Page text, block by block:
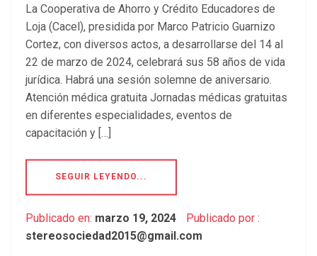
La Cooperativa de Ahorro y Crédito Educadores de
Loja (Cacel), presidida por Marco Patricio Guarnizo
Cortez, con diversos actos, a desarrollarse del 14 al
22 de marzo de 2024, celebrará sus 58 años de vida
jurídica. Habrá una sesión solemne de aniversario.
Atención médica gratuita Jornadas médicas gratuitas
en diferentes especialidades, eventos de
capacitación y […]
SEGUIR LEYENDO...
Publicado en: marzo 19, 2024
Publicado por :
stereosociedad2015@gmail.com